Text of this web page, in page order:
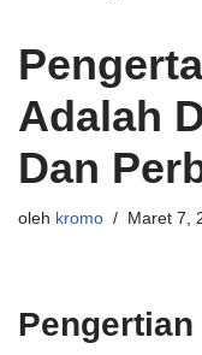
Adalah
Dan
oleh kromo Maret 7,